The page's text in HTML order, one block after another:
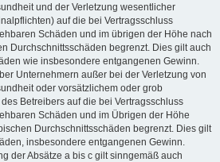
und der Verletzung wesentlicher
auf die bei Vertragsschluss
Schäden und im übrigen der Höhe nach
Durchschnittsschäden begrenzt. Dies gilt auch
wie insbesondere entgangenen Gewinn.
Unternehmern außer bei der Verletzung von
oder vorsätzlichem oder grob
Betreibers auf die bei Vertragsschluss
Schäden und im Übrigen der Höhe
Durchschnittsschäden begrenzt. Dies gilt
insbesondere entgangenen Gewinn.
der Absätze a bis c gilt sinngemäß auch